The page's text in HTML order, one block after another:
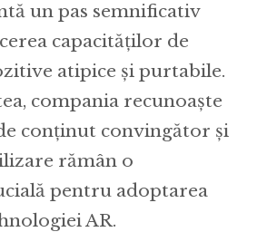
un pas semnificativ
capacităților de
atipice și purtabile.
compania recunoaște
conținut convingător și
rămân o
pentru adoptarea
AR.